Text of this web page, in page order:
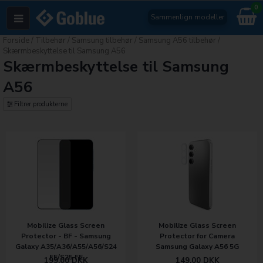
Sammenlign modeller
0
Forside Tilbehør Samsung tilbehør Samsung A56 tilbehør
Skærmbeskyttelse til Samsung A56
Skærmbeskyttelse til Samsung
A56
Filtrer produkterne
Mobilize Glass Screen
Protector - BF - Samsung
Galaxy A35/A36/A55/A56/S24
FE/S25 FE
199,00DKK
Mobilize Glass Screen
Protector for Camera
Samsung Galaxy A56 5G
149,00 DKK